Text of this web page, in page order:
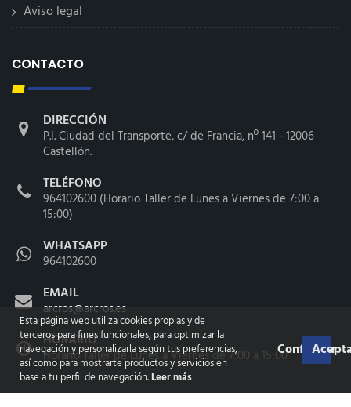
Aviso legal
CONTACTO
DIRECCIÓN
P.I. Ciudad del Transporte, c/ de Francia, nº 141 - 12006
Castellón.
TELÉFONO
964102600 (Horario Taller de Lunes a Viernes de 7:00 a
15:00)
WHATSAPP
964102600
EMAIL
arcros@arcros.es
HORARIO
Horario Taller de Lunes a Viernes de 7:00 a 15:00
Esta página web utiliza cookies propias y de
terceros para fines funcionales, para optimizar la
navegación y personalizarla según tus preferencias,
así como para mostrarte productos y servicios en
base a tu perfil de navegación.Leer más
Configurar